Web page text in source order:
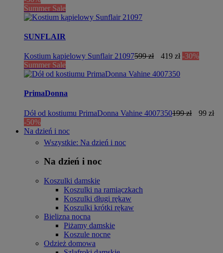
Summer Sale
SUNFLAIR
Kostium kąpielowy Sunflair 21097599 zł 419 zł -30%
Summer Sale
PrimaDonna
Dół od kostiumu PrimaDonna Vahine 4007350199 zł
99 zł
-50%
Na dzień i noc
Wszystkie: Na dzień i noc
Na dzień i noc
Koszulki damskie
Koszulki na ramiączkach
Koszulki długi rękaw
Koszulki krótki rękaw
Bielizna nocna
Piżamy damskie
Koszule nocne
Odzież domowa